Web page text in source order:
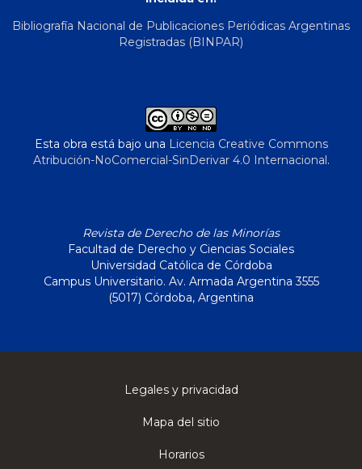
Bibliografía Nacional de Publicaciones Periódicas Argentinas
Registradas (BINPAR)
Esta obra está bajo una Licencia Creative Commons
Atribución-NoComercial-SinDerivar 4.0 Internacional.
Revista de Derecho de las Minorías
Facultad de Derecho y Ciencias Sociales
Universidad Católica de Córdoba
Campus Universitario. Av. Armada Argentina 3555
(5017) Córdoba, Argentina
Legales y privacidad
Mapa del sitio
Horarios